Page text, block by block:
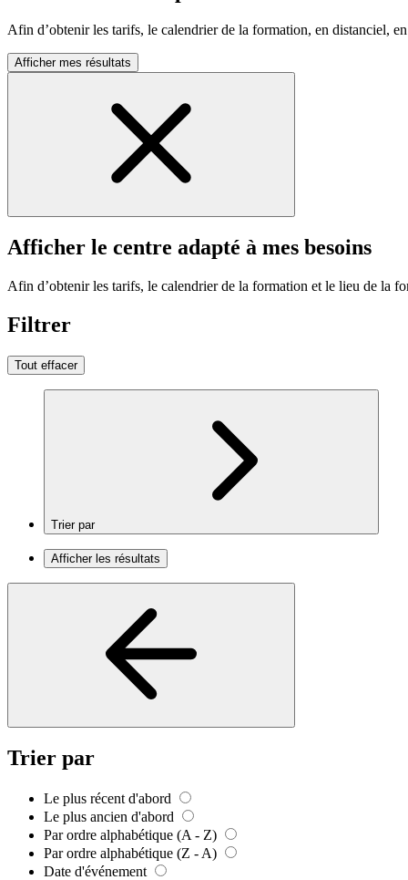
Afin d’obtenir les tarifs, le calendrier de la formation, en distanciel,
Afficher mes résultats
Afficher le centre adapté à mes besoins
Afin d’obtenir les tarifs, le calendrier de la formation et le lieu de la
Filtrer
Tout effacer
Trier par
Afficher les résultats
Trier par
Le plus récent d'abord
Le plus ancien d'abord
Par ordre alphabétique (A - Z)
Par ordre alphabétique (Z - A)
Date d'événement